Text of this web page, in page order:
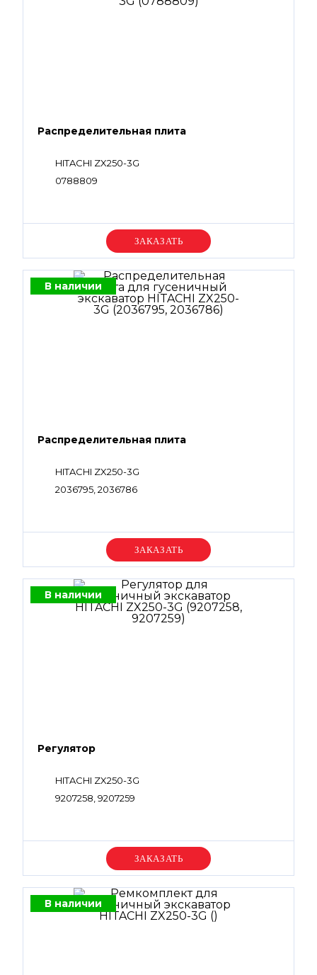
Распределительная плита
HITACHI ZX250-3G
0788809
Уточняйте цену
В наличии
Распределительная плита
HITACHI ZX250-3G
2036795, 2036786
Уточняйте цену
В наличии
Регулятор
HITACHI ZX250-3G
9207258, 9207259
Уточняйте цену
В наличии